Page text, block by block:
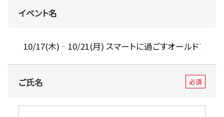
イベント名
ご氏名 必須